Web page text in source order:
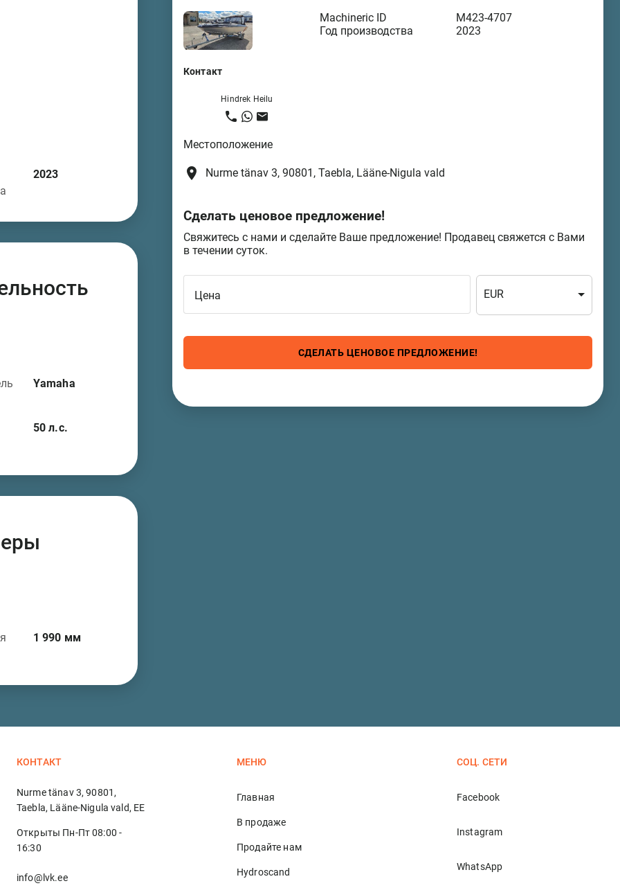
2023
Yamaha
50л.с.
1 990 мм
Machineric ID
M423-4707
Год производства
2023
Контакт
Hindrek Heilu
Местоположение
place Nurme tänav 3, 90801, Taebla, Lääne-Nigula vald
Сделать ценовое предложение!
Свяжитесь с нами и сделайте Ваше предложение! Продавец свяжется с Вами
в течении суток.
Цена EUR
СДЕЛАТЬ ЦЕНОВОЕ ПРЕДЛОЖЕНИЕ!
КОНТАКТ
Nurme tänav 3, 90801,
Taebla, Lääne-Nigula vald, EE
Открыты Пн-Пт 08:00 -
16:30
info@lvk.ee
МЕНЮ
Главная
В продаже
Продайте нам
Hydroscand
СОЦ. СЕТИ
Facebook
Instagram
WhatsApp